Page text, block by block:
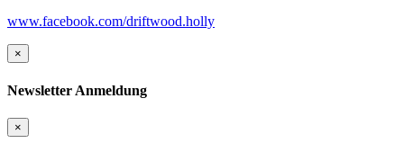
www.facebook.com/driftwood.holly
×
Newsletter Anmeldung
×